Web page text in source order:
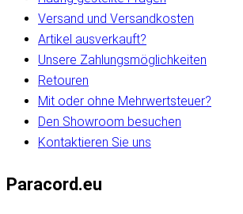
Versand und Versandkosten
Artikel ausverkauft?
Unsere Zahlungsmöglichkeiten
Retouren
Mit oder ohne Mehrwertsteuer?
Den Showroom besuchen
Kontaktieren Sie uns
Paracord.eu